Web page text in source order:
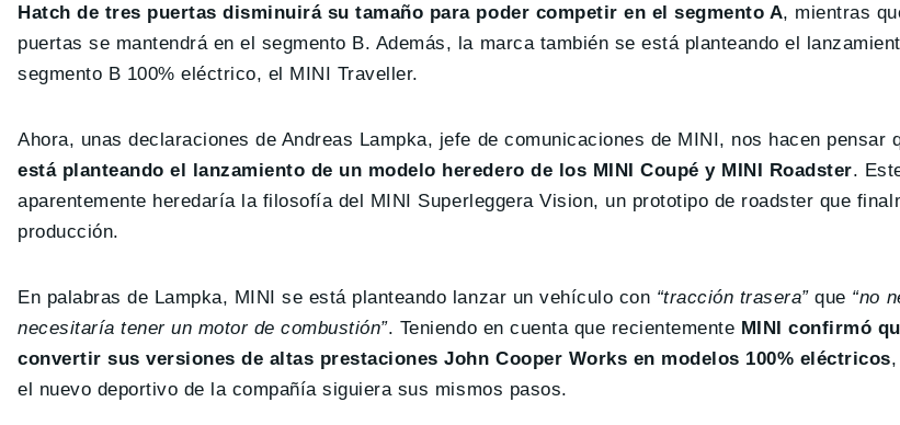
Hatch de tres puertas disminuirá su tamaño para poder competir en el segmento A, mientras
puertas se mantendrá en el segmento B. Además, la marca también se está planteando el
segmento B 100% eléctrico, el MINI Traveller.
Ahora, unas declaraciones de Andreas Lampka, jefe de comunicaciones de MINI, nos hacen pensar
está planteando el lanzamiento de un modelo heredero de los MINI Coupé y MINI Roadster.
aparentemente heredaría la filosofía del MINI Superleggera Vision, un prototipo de roadster que
producción.
En palabras de Lampka, MINI se está planteando lanzar un vehículo con “tracción trasera”que “no
necesitaría tener un motor de combustión”. Teniendo en cuenta que recientemente MINI confirmó
convertir sus versiones de altas prestaciones John Cooper Works en modelos 100% eléctricos
el nuevo deportivo de la compañía siguiera sus mismos pasos.